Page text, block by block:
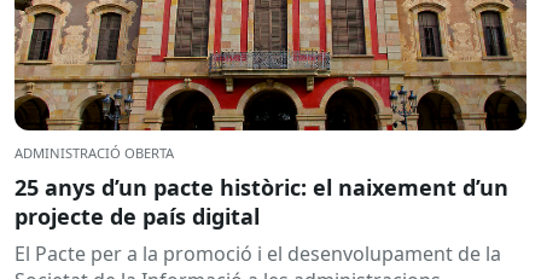
ADMINISTRACIÓ OBERTA
25 anys d’un pacte històric: el naixement d’un
projecte de país digital
El Pacte per a la promoció i el desenvolupament de la